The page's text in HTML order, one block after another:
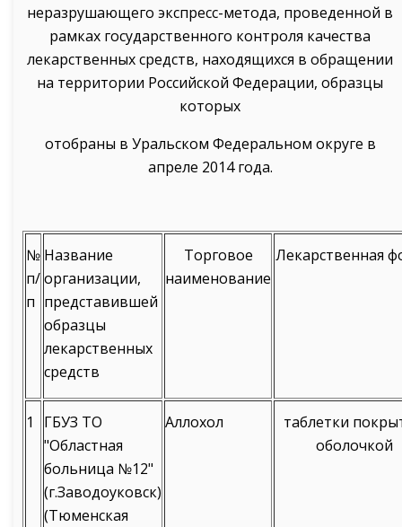
неразрушающего экспресс-метода, проведенной в
рамках государственного контроля качества
лекарственных средств, находящихся в обращении
на территории Российской Федерации, образцы
которых
отобраны в Уральском Федеральном округе в
апреле 2014 года.
№
п/
п
Название
организации,
представившей
образцы
лекарственных
средств
Торговое
наименование
Лекарственная
1
ГБУЗ ТО
"Областная
больница №12"
(г.Заводоуковск)
(Тюменская
Аллохол
таблетки
оболочкой